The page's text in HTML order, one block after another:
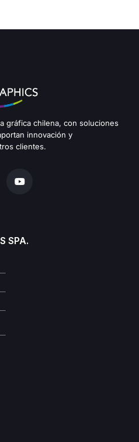
gráfica chilena, con soluciones
innovación y
clientes.
SPA.